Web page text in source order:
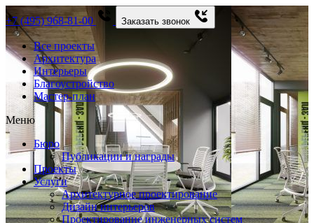
+7 (495) 968-81-00 Заказать звонок
Все проекты
Архитектура
Интерьеры
Благоустройство
Мастер-план
Меню
Бюро
Публикации и награды
Проекты
Услуги
Архитектурное проектирование
Дизайн интерьеров
Проектирование инженерных систем